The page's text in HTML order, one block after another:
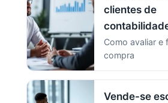
clientes de
Como avaliar e
compra
Vende-se